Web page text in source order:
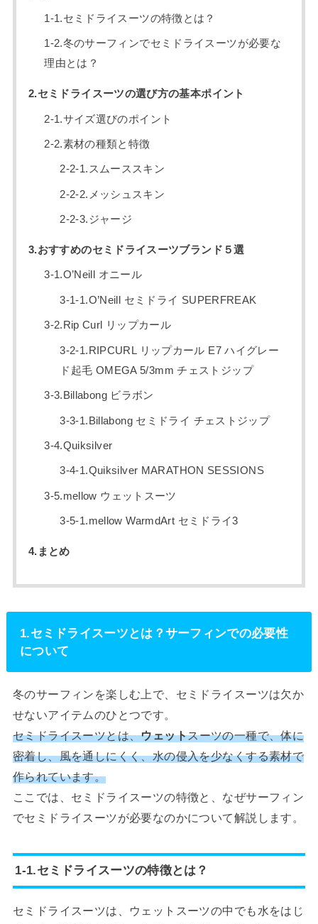
1-1.セミドライスーツの特徴とは？
1-2.冬のサーフィンでセミドライスーツが必要な
理由とは？
2.セミドライスーツの選び方の基本ポイント
2-1.サイズ選びのポイント
2-2.素材の種類と特徴
2-2-1.スムーススキン
2-2-2.メッシュスキン
2-2-3.ジャージ
3.おすすめのセミドライスーツブランド５選
3-1.O’Neill オニール
3-1-1.O’Neill セミドライ SUPERFREAK
3-2.Rip Curl リップカール
3-2-1.RIPCURL リップカール E7 ハイグレー
ド起毛 OMEGA 5/3mm チェストジップ
3-3.Billabong ビラボン
3-3-1.Billabong セミドライ チェストジップ
3-4.Quiksilver
3-4-1.Quiksilver MARATHON SESSIONS
3-5.mellow ウェットスーツ
3-5-1.mellow WarmdArt セミドライ3
4.まとめ
1.セミドライスーツとは？サーフィンでの必要性
について
冬のサーフィンを楽しむ上で、セミドライスーツは欠か
せないアイテムのひとつです。
セミドライスーツとは、ウェットスーツの一種で、体に
密着し、風を通しにくく、水の侵入を少なくする素材で
作られています。
ここでは、セミドライスーツの特徴と、なぜサーフィン
でセミドライスーツが必要なのかについて解説します。
1-1.セミドライスーツの特徴とは？
セミドライスーツは、ウェットスーツの中でも水をはじ